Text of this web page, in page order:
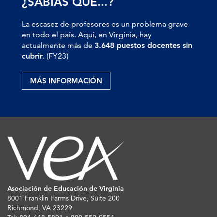
La escasez de profesores es un problema grave
en todo el país. Aquí, en Virginia, hay
actualmente más de 3.648 puestos docentes sin
cubrir. (FY23)
MÁS INFORMACIÓN
Asociación de Educación de Virginia
8001 Franklin Farms Drive, Suite 200
Richmond, VA 23229